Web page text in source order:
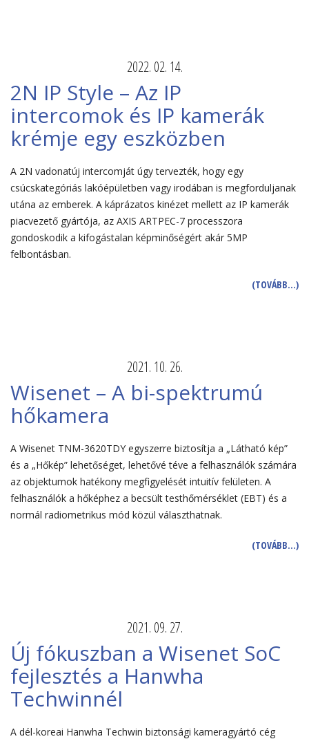
2022. 02. 14.
2N IP Style – Az IP
intercomok és IP kamerák
krémje egy eszközben
A 2N vadonatúj intercomját úgy tervezték, hogy egy
csúcskategóriás lakóépületben vagy irodában is megforduljanak
utána az emberek. A káprázatos kinézet mellett az IP kamerák
piacvezető gyártója, az AXIS ARTPEC-7 processzora
gondoskodik a kifogástalan képminőségért akár 5MP
felbontásban.
(TOVÁBB…)
2021. 10. 26.
Wisenet – A bi-spektrumú
hőkamera
A Wisenet TNM-3620TDY egyszerre biztosítja a „Látható kép”
és a „Hőkép” lehetőséget, lehetővé téve a felhasználók számára
az objektumok hatékony megfigyelését intuitív felületen. A
felhasználók a hőképhez a becsült testhőmérséklet (EBT) és a
normál radiometrikus mód közül választhatnak.
(TOVÁBB…)
2021. 09. 27.
Új fókuszban a Wisenet SoC
fejlesztés a Hanwha
Techwinnél
A dél-koreai Hanwha Techwin biztonsági kameragyártó cég